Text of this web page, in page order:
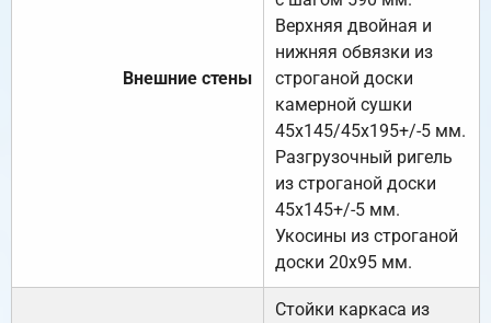
Внешние стены
Верхняя двойная и
нижняя обвязки из
строганой доски
камерной сушки
45х145/45х195+/-5 мм.
Разгрузочный ригель
из строганой доски
45х145+/-5 мм.
Укосины из строганой
доски 20х95 мм.
Стойки каркаса из